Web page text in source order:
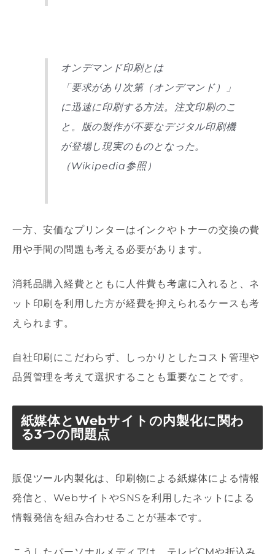
オンデマンド印刷とは
「要求があり次第（オンデマンド）」
に迅速に印刷する方法。注文印刷のこ
と。版の製作が不要なデジタル印刷機
が登場し現実のものとなった。
（Wikipedia参照）
一方、安価なプリンターはインクやトナーの交換の費
用や手間の問題も考える必要があります。
消耗品購入経費とともに人件費も考慮に入れると、ネ
ット印刷を利用した方が経費を抑えられるケースも考
えられます。
自社印刷にこだわらず、しっかりとしたコスト管理や
品質管理を考えて選択することも重要なことです。
紙媒体とWebサイトの内製化に関わ
る3つの問題点
販促ツール内製化は、印刷物による紙媒体による情報
発信と、WebサイトやSNSを利用したネットによる
情報発信を組み合わせることが基本です。
こうしたパーソナルメディアは、テレビCMや折込み